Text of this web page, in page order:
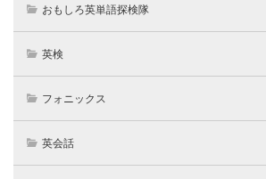
おもしろ英単語探検隊
英検
フォニックス
英会話